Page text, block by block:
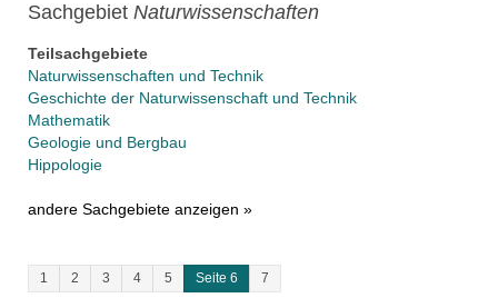
Sachgebiet Naturwissenschaften
Teilsachgebiete
Naturwissenschaften und Technik
Geschichte der Naturwissenschaft und Technik
Mathematik
Geologie und Bergbau
Hippologie
andere Sachgebiete anzeigen »
1 2 3 4 5 Seite 6 7